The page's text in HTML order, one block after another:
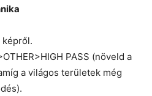
képről.
PASS (növeld a
a világos területek még